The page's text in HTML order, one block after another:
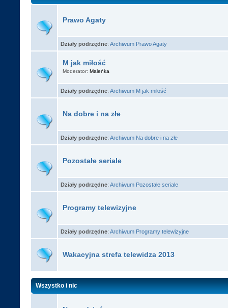
Prawo Agaty
Działy podrzędne:Archiwum Prawo Agaty
M jak miłość
Moderator: Maleńka
Działy podrzędne:Archiwum M jak miłość
Na dobre i na złe
Działy podrzędne:Archiwum Na dobre i na złe
Pozostałe seriale
Działy podrzędne:Archiwum Pozostałe seriale
Programy telewizyjne
Działy podrzędne:Archiwum Programy telewizyjne
Wakacyjna strefa telewidza 2013
Wszystko i nic